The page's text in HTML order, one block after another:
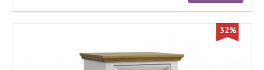
32%